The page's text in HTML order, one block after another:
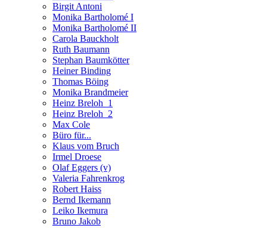
Birgit Antoni
Monika Bartholomé I
Monika Bartholomé II
Carola Bauckholt
Ruth Baumann
Stephan Baumkötter
Heiner Binding
Thomas Böing
Monika Brandmeier
Heinz Breloh_1
Heinz Breloh_2
Max Cole
Büro für...
Klaus vom Bruch
Irmel Droese
Olaf Eggers (v)
Valeria Fahrenkrog
Robert Haiss
Bernd Ikemann
Leiko Ikemura
Bruno Jakob